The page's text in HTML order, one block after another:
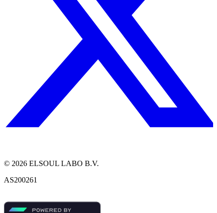
© 2026 ELSOUL LABO B.V.
AS200261